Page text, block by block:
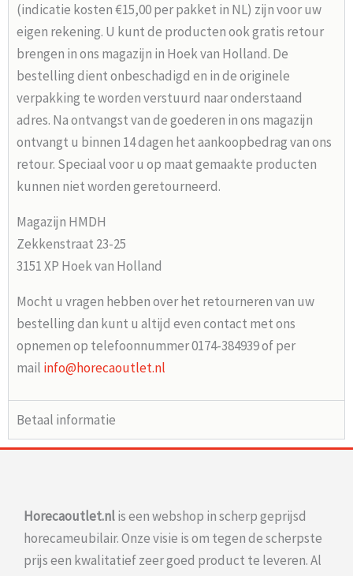
(indicatie kosten €15,00 per pakket in NL) zijn voor uw
eigen rekening. U kunt de producten ook gratis retour
brengen in ons magazijn in Hoek van Holland. De
bestelling dient onbeschadigd en in de originele
verpakking te worden verstuurd naar onderstaand
adres. Na ontvangst van de goederen in ons magazijn
ontvangt u binnen 14 dagen het aankoopbedrag van ons
retour. Speciaal voor u op maat gemaakte producten
kunnen niet worden geretourneerd.
Magazijn HMDH
Zekkenstraat 23-25
3151 XP Hoek van Holland
Mocht u vragen hebben over het retourneren van uw
bestelling dan kunt u altijd even contact met ons
opnemen op telefoonnummer 0174-384939 of per
mail info@horecaoutlet.nl
Betaal informatie
Horecaoutlet.nlis een webshop in scherp geprijsd
horecameubilair. Onze visie is om tegen de scherpste
prijs een kwalitatief zeer goed product te leveren. Al